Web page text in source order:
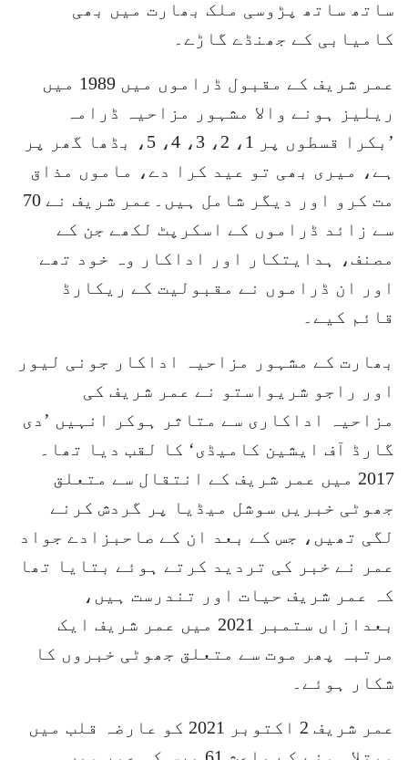
ساتھ ساتھ پڑوسی ملک بھارت میں بھی
کامیابی کے جھنڈے گاڑے۔
عمر شریف کے مقبول ڈراموں میں 1989 میں
ریلیز ہونے والا مشہور مزاحیہ ڈرامہ
’بکرا قسطوں پر 1، 2، 3، 4، 5، بڈھا گھر پر
ہے، میری بھی تو عید کرا دے، ماموں مذاق
مت کرو اور دیگر شامل ہیں۔عمر شریف نے 70
سے زائد ڈراموں کے اسکرپٹ لکھے جن کے
مصنف، ہدایتکار اور اداکار وہ خود تھے
اور ان ڈراموں نے مقبولیت کے ریکارڈ
قائم کیے۔
بھارت کے مشہور مزاحیہ اداکار جونی لیور
اور راجو شریواستو نے عمر شریف کی
مزاحیہ اداکاری سے متاثر ہوکر انہیں ’دی
گارڈ آف ایشین کامیڈی‘ کا لقب دیا تھا۔
2017 میں عمر شریف کے انتقال سے متعلق
جھوٹی خبریں سوشل میڈیا پر گردش کرنے
لگی تھیں، جس کے بعد ان کے صاحبزادے جواد
عمر نے خبر کی تردید کرتے ہوئے بتایا تھا
کہ عمر شریف حیات اور تندرست ہیں،
بعدازاں ستمبر 2021 میں عمر شریف ایک
مرتبہ پھر موت سے متعلق جھوٹی خبروں کا
شکار ہوئے۔
عمر شریف 2 اکتوبر 2021 کو عارضہ قلب میں